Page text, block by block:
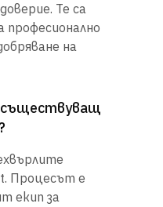
Те са
професионално
на
съществуващ
Процесът е
екип за